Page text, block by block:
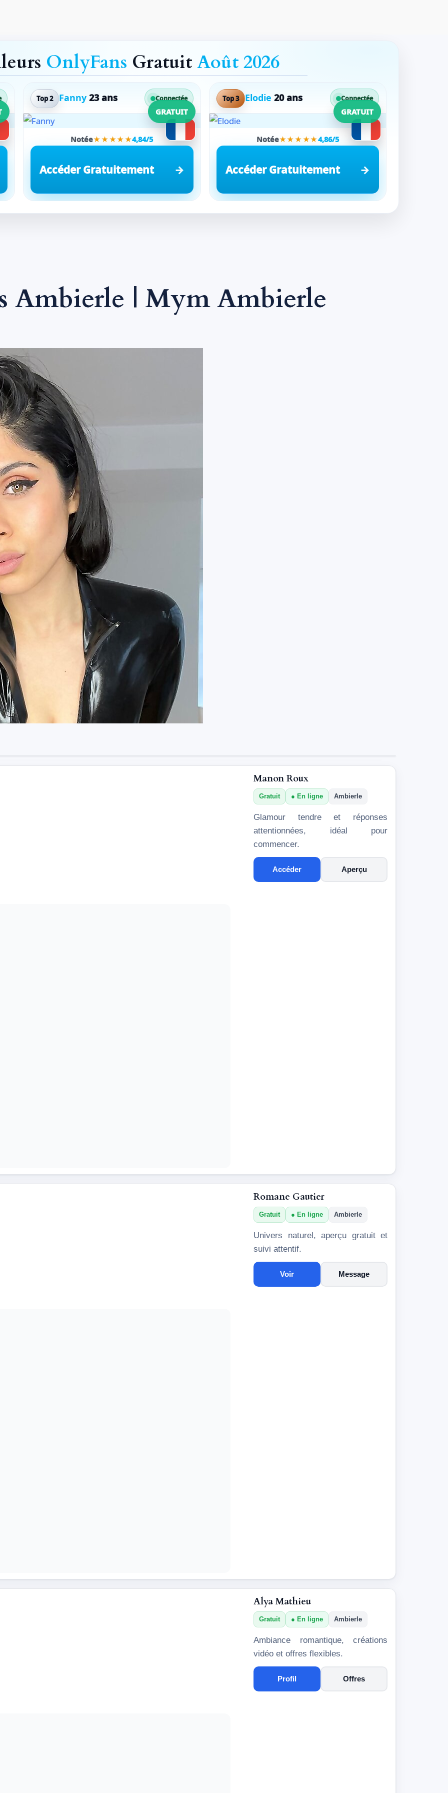
OnlyFans GratuitAoût 2026
Top 2 Fanny 23 ans Connectée
GRATUIT
Notée★★★★★4,84/5
Accéder Gratuitement
Top 3 Elodie 20 ans Connectée
GRATUIT
Notée★★★★★4,86/5
Accéder Gratuitement
Ambierle | Mym Ambierle
Manon Roux
Gratuit En ligne Ambierle
Glamour tendre et réponses
attentionnées, idéal pour
commencer.
Accéder Aperçu
Romane Gautier
Gratuit En ligne Ambierle
Univers naturel, aperçu gratuit et
suivi attentif.
Voir Message
Alya Mathieu
Gratuit En ligne Ambierle
Ambiance romantique, créations
vidéo et offres flexibles.
Profil Offres